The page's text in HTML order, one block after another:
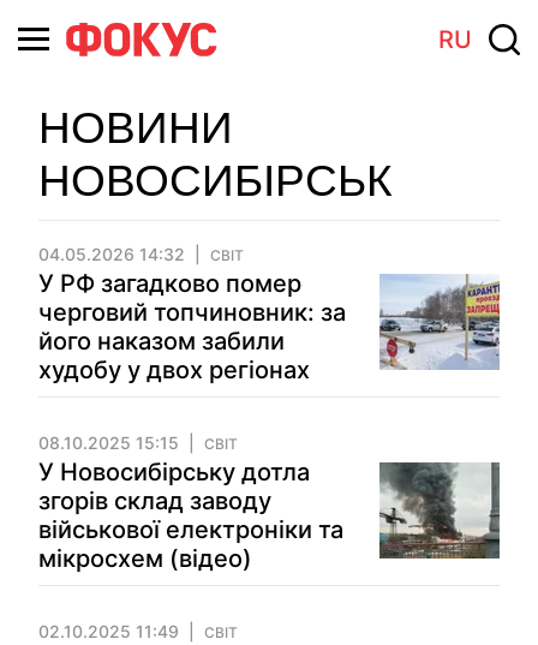
RU
НОВИНИ
НОВОСИБІРСЬК
04.05.2026 14:32 СВІТ
У РФ загадково помер
черговий топчиновник: за
його наказом забили
худобу у двох регіонах
08.10.2025 15:15 СВІТ
У Новосибірську дотла
згорів склад заводу
військової електроніки та
мікросхем (відео)
02.10.2025 11:49 СВІТ